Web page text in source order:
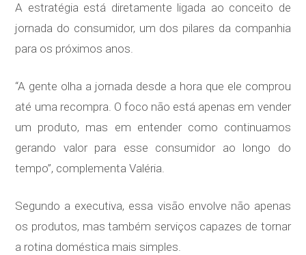
A estratégia está diretamente ligada ao conceito de
jornada do consumidor, um dos pilares da companhia
para os próximos anos.
“A gente olha a jornada desde a hora que ele comprou
até uma recompra. O foco não está apenas em vender
um produto, mas em entender como continuamos
gerando valor para esse consumidor ao longo do
tempo”, complementa Valéria.
Segundo a executiva, essa visão envolve não apenas
os produtos, mas também serviços capazes de tornar
a rotina doméstica mais simples.